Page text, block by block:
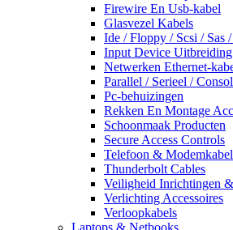
Firewire En Usb-kabel
Glasvezel Kabels
Ide / Floppy / Scsi / Sas /
Input Device
Netwerken Ethernet-
Parallel / Serieel /
Pc-behuizingen
Rekken En Montage
Schoonmaak Producten
Secure Access Controls
Telefoon &
Thunderbolt Cables
Veiligheid Inrichtingen
Verlichting Accessoires
Verloopkabels
Laptops & Netbooks